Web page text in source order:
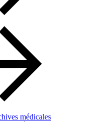
médicales